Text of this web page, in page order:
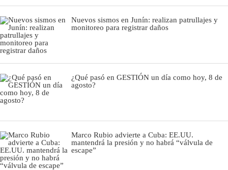
Nuevos sismos en Junín: realizan patrullajes y
monitoreo para registrar daños
¿Qué pasó en GESTIÓN un día como hoy, 8 de
agosto?
Marco Rubio advierte a Cuba: EE.UU.
mantendrá la presión y no habrá “válvula de
escape”